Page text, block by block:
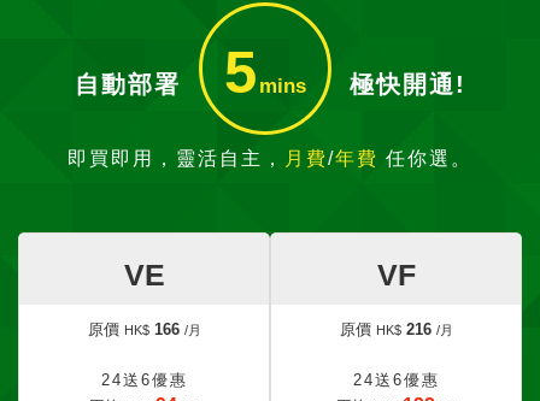
自動部署 5 mins 極快開通!
即買即用，靈活自主， 月費/年費 任你選。
VE
原價 HK$ 166 /月
24送6優惠
VF
原價 HK$ 216 /月
24送6優惠